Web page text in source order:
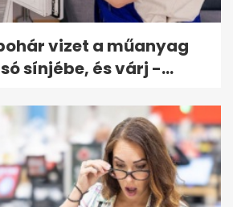
vizet a műanyag
sínjébe, és várj -...